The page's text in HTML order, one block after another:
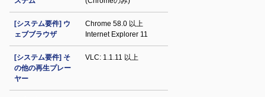
[システム要件] ウ
ェブブラウザ
Chrome 58.0 以上
Internet Explorer 11
[システム要件] そ
の他の再生プレー
ヤー
VLC: 1.1.11 以上